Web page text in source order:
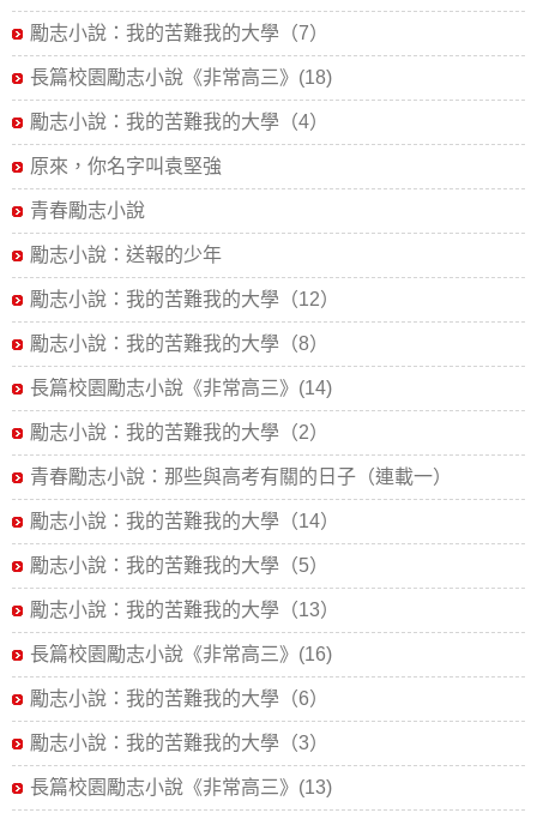
勵志小說：我的苦難我的大學（7）
長篇校園勵志小說《非常高三》(18)
勵志小說：我的苦難我的大學（4）
原來，你名字叫袁堅強
青春勵志小說
勵志小說：送報的少年
勵志小說：我的苦難我的大學（12）
勵志小說：我的苦難我的大學（8）
長篇校園勵志小說《非常高三》(14)
勵志小說：我的苦難我的大學（2）
青春勵志小說：那些與高考有關的日子（連載一）
勵志小說：我的苦難我的大學（14）
勵志小說：我的苦難我的大學（5）
勵志小說：我的苦難我的大學（13）
長篇校園勵志小說《非常高三》(16)
勵志小說：我的苦難我的大學（6）
勵志小說：我的苦難我的大學（3）
長篇校園勵志小說《非常高三》(13)